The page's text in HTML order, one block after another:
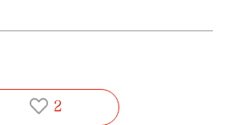
2